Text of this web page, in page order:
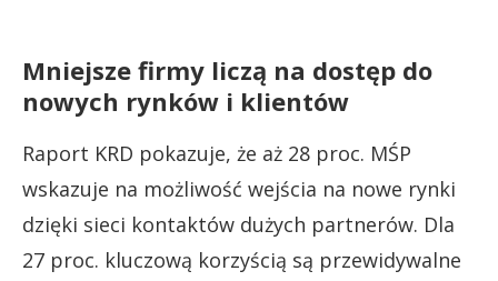
Mniejsze firmy liczą na dostęp do
nowych rynków i klientów
Raport KRD pokazuje, że aż 28 proc. MŚP
wskazuje na możliwość wejścia na nowe rynki
dzięki sieci kontaktów dużych partnerów. Dla
27 proc. kluczową korzyścią są przewidywalne